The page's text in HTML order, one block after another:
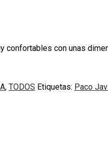
confortables con unas
, TODOS Etiquetas: Paco